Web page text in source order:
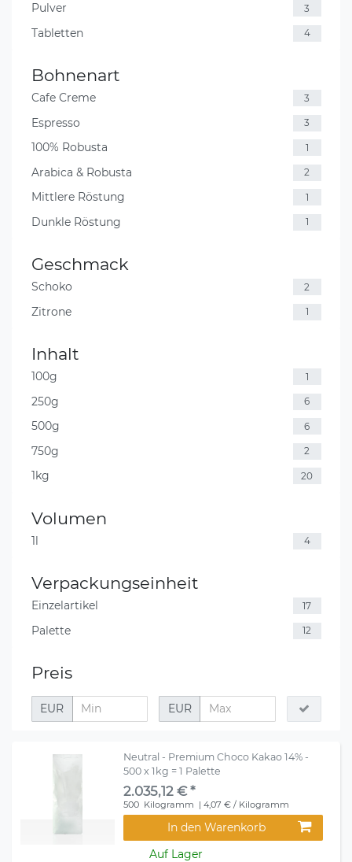
Pulver 3
Tabletten 4
Bohnenart
Cafe Creme 3
Espresso 3
100% Robusta 1
Arabica & Robusta 2
Mittlere Röstung 1
Dunkle Röstung 1
Geschmack
Schoko 2
Zitrone 1
Inhalt
100g 1
250g 6
500g 6
750g 2
1kg 20
Volumen
1l 4
Verpackungseinheit
Einzelartikel 17
Palette 12
Preis
EUR EUR
Neutral - Premium Choco Kakao 14% -
500 x 1kg = 1 Palette
2.035,12 € *
500 Kilogramm | 4,07 € / Kilogramm
In den Warenkorb
Auf Lager